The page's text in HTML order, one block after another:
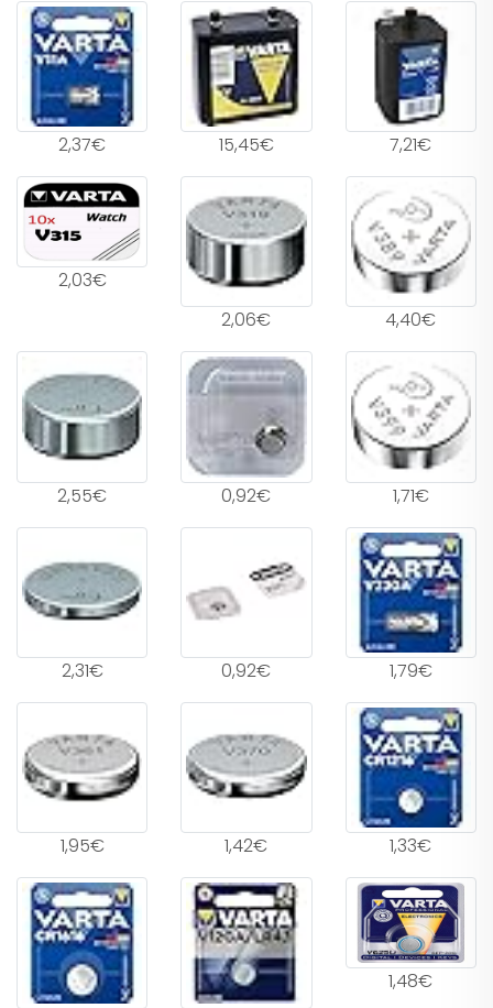
2,37€ 15,45€ 7,21€
2,03€
2,06€
4,40€
2,55€ 0,92€ 1,71€
2,31€ 0,92€ 1,79€
1,95€ 1,42€ 1,33€
1,48€